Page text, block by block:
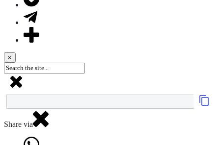
×
Share via